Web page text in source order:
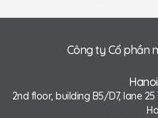
Công ty Cổ phần
2nd floor, building B5/D7, lane